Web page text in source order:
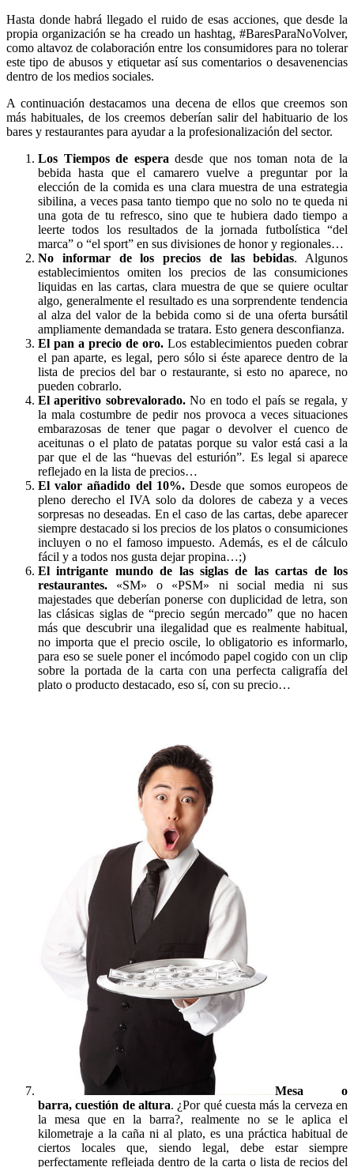
Hasta donde habrá llegado el ruido de esas acciones, que desde la
propia organización se ha creado un hashtag, #BaresParaNoVolver,
como altavoz de colaboración entre los consumidores para no tolerar
este tipo de abusos y etiquetar así sus comentarios o desavenencias
dentro de los medios sociales.
A continuación destacamos una decena de ellos que creemos son
más habituales, de los creemos deberían salir del habituario de los
bares y restaurantes para ayudar a la profesionalización del sector.
Los Tiempos de espera desde que nos toman nota de la
bebida hasta que el camarero vuelve a preguntar por la
elección de la comida es una clara muestra de una estrategia
sibilina, a veces pasa tanto tiempo que no solo no te queda ni
una gota de tu refresco, sino que te hubiera dado tiempo a
leerte todos los resultados de la jornada futbolística “del
marca” o “el sport” en sus divisiones de honor y regionales…
No informar de los precios de las bebidas. Algunos
establecimientos omiten los precios de las consumiciones
liquidas en las cartas, clara muestra de que se quiere ocultar
algo, generalmente el resultado es una sorprendente tendencia
al alza del valor de la bebida como si de una oferta bursátil
ampliamente demandada se tratara. Esto genera desconfianza.
El pan a precio de oro. Los establecimientos pueden cobrar
el pan aparte, es legal, pero sólo si éste aparece dentro de la
lista de precios del bar o restaurante, si esto no aparece, no
pueden cobrarlo.
El aperitivo sobrevalorado.No en todo el país se regala, y
la mala costumbre de pedir nos provoca a veces situaciones
embarazosas de tener que pagar o devolver el cuenco de
aceitunas o el plato de patatas porque su valor está casi a la
par que el de las “huevas del esturión”. Es legal si aparece
reflejado en la lista de precios…
El valor añadido del 10%.Desde que somos europeos de
pleno derecho el IVA solo da dolores de cabeza y a veces
sorpresas no deseadas. En el caso de las cartas, debe aparecer
siempre destacado si los precios de los platos o consumiciones
incluyen o no el famoso impuesto. Además, es el de cálculo
fácil y a todos nos gusta dejar propina…;)
El intrigante mundo de las siglas de las cartas de los
restaurantes. «SM» o «PSM» ni social media ni sus
majestades que deberían ponerse con duplicidad de letra, son
las clásicas siglas de “precio según mercado” que no hacen
más que descubrir una ilegalidad que es realmente habitual,
no importa que el precio oscile, lo obligatorio es informarlo,
para eso se suele poner el incómodo papel cogido con un clip
sobre la portada de la carta con una perfecta caligrafía del
plato o producto destacado, eso sí, con su precio…
Mesa o
barra, cuestión de altura. ¿Por qué cuesta más la cerveza en
la mesa que en la barra?, realmente no se le aplica el
kilometraje a la caña ni al plato, es una práctica habitual de
ciertos locales que, siendo legal, debe estar siempre
perfectamente reflejada dentro de la carta o lista de recios del